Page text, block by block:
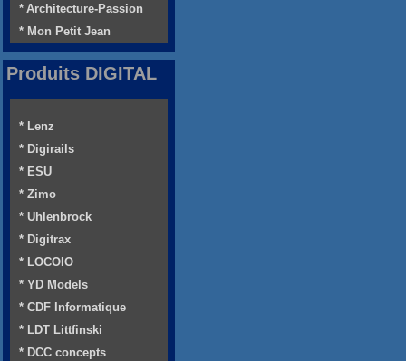
* Architecture-Passion
* Mon Petit Jean
Produits DIGITAL
* Lenz
* Digirails
* ESU
* Zimo
* Uhlenbrock
* Digitrax
* LOCOIO
* YD Models
* CDF Informatique
* LDT Littfinski
* DCC concepts